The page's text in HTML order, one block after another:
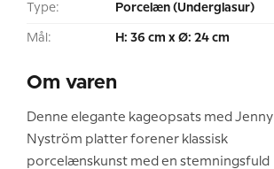
Type: Porcelæn (Underglasur)
Mål: H: 36 cm x Ø: 24 cm
Om varen
Denne elegante kageopsats med Jenny
Nyström platter forener klassisk
porcelænskunst med en stemningsfuld